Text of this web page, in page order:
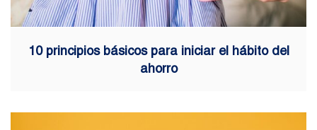
10 principios básicos para iniciar el hábito del
ahorro